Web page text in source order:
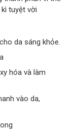
tuyệt vời
da sáng khỏe.
hóa và làm
vào da,